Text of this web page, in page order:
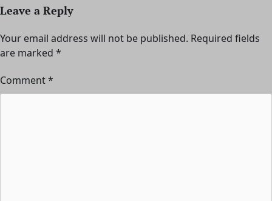
Leave a Reply
Your email address will not be published. Required fields
are marked *
Comment*